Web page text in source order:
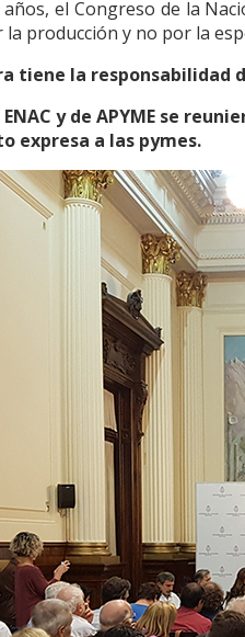
el Congreso de la
producción y no por la
tiene la
y de APYME se
expresa a las pymes.